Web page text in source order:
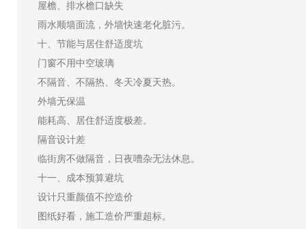
屋檐、排水檐口缺失
雨水顺墙面流，外墙快速老化脏污。
十、节能与居住舒适度坑
门窗不用中空玻璃
不隔音、不隔热、冬天冷夏天热。
外墙无保温
能耗高、居住舒适度极差。
隔音设计差
临街房不做隔音，日夜嘈杂无法休息。
十一、成本预算避坑
设计只重颜值不控造价
图纸好看，施工造价严重超标。